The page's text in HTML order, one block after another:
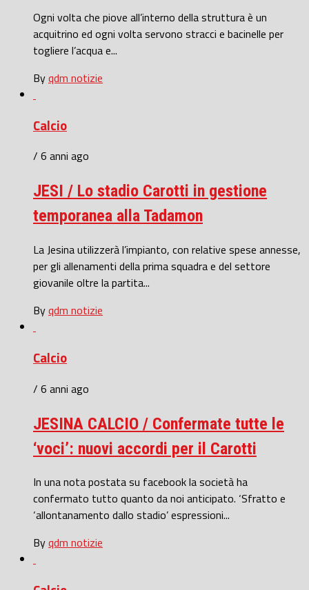
Ogni volta che piove all’interno della struttura è un
acquitrino ed ogni volta servono stracci e bacinelle per
togliere l’acqua e...
Byqdm notizie
Calcio
/ 6 anni ago
JESI / Lo stadio Carotti in gestione
temporanea alla Tadamon
La Jesina utilizzerà l’impianto, con relative spese annesse,
per gli allenamenti della prima squadra e del settore
giovanile oltre la partita...
Byqdm notizie
Calcio
/ 6 anni ago
JESINA CALCIO / Confermate tutte le
‘voci’: nuovi accordi per il Carotti
In una nota postata su facebook la società ha
confermato tutto quanto da noi anticipato. ‘Sfratto e
‘allontanamento dallo stadio’ espressioni...
Byqdm notizie